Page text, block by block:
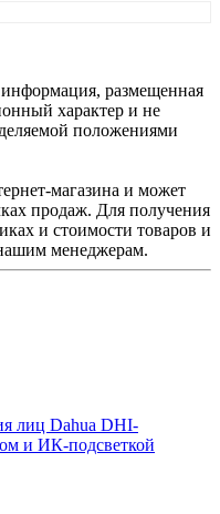
размещенная
характер и не
положениями
магазина и может
продаж. Для получения
и стоимости товаров и
менеджерам.
лиц Dahua DHI-
и ИК-подсветкой